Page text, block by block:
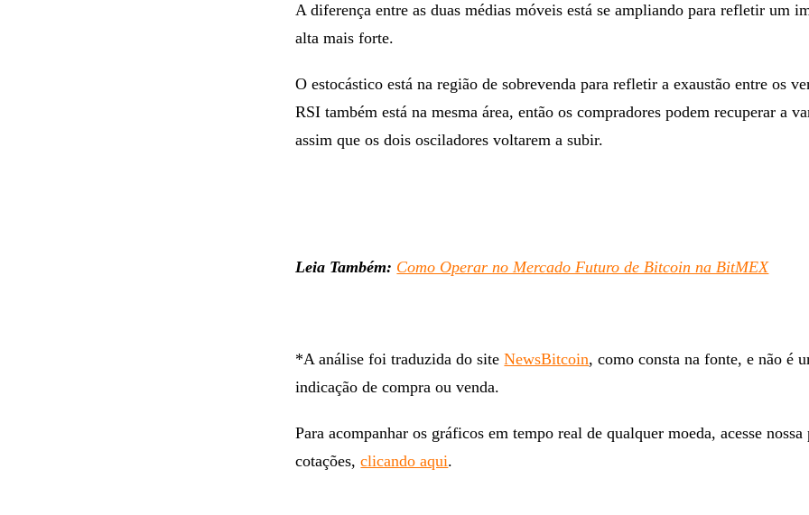
A diferença entre as duas médias móveis está se ampliando para refletir um
alta mais forte.
O estocástico está na região de sobrevenda para refletir a exaustão entre os
RSI também está na mesma área, então os compradores podem recuperar a
assim que os dois osciladores voltarem a subir.
Leia Também: Como Operar no Mercado Futuro de Bitcoin na BitMEX
*A análise foi traduzida do siteNewsBitcoin, como consta na fonte, e não é
indicação de compra ou venda.
Para acompanhar os gráficos em tempo real de qualquer moeda, acesse nossa
cotações,clicando aqui.